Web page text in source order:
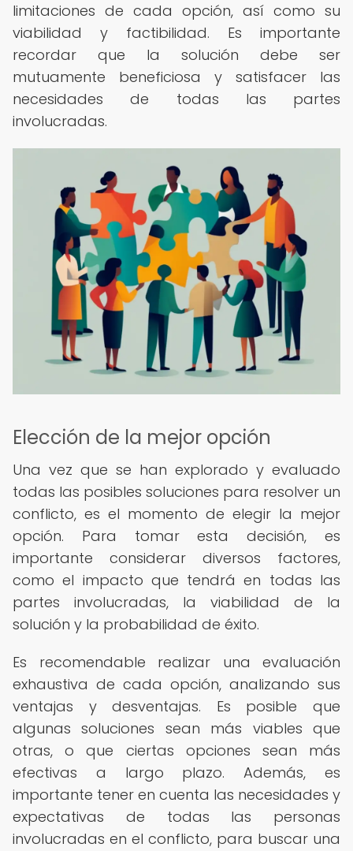
limitaciones de cada opción, así como su
viabilidad y factibilidad. Es importante
recordar que la solución debe ser
mutuamente beneficiosa y satisfacer las
necesidades de todas las partes
involucradas.
Elección de la mejor opción
Una vez que se han explorado y evaluado
todas las posibles soluciones para resolver un
conflicto, es el momento de elegir la mejor
opción. Para tomar esta decisión, es
importante considerar diversos factores,
como el impacto que tendrá en todas las
partes involucradas, la viabilidad de la
solución y la probabilidad de éxito.
Es recomendable realizar una evaluación
exhaustiva de cada opción, analizando sus
ventajas y desventajas. Es posible que
algunas soluciones sean más viables que
otras, o que ciertas opciones sean más
efectivas a largo plazo. Además, es
importante tener en cuenta las necesidades y
expectativas de todas las personas
involucradas en el conflicto, para buscar una